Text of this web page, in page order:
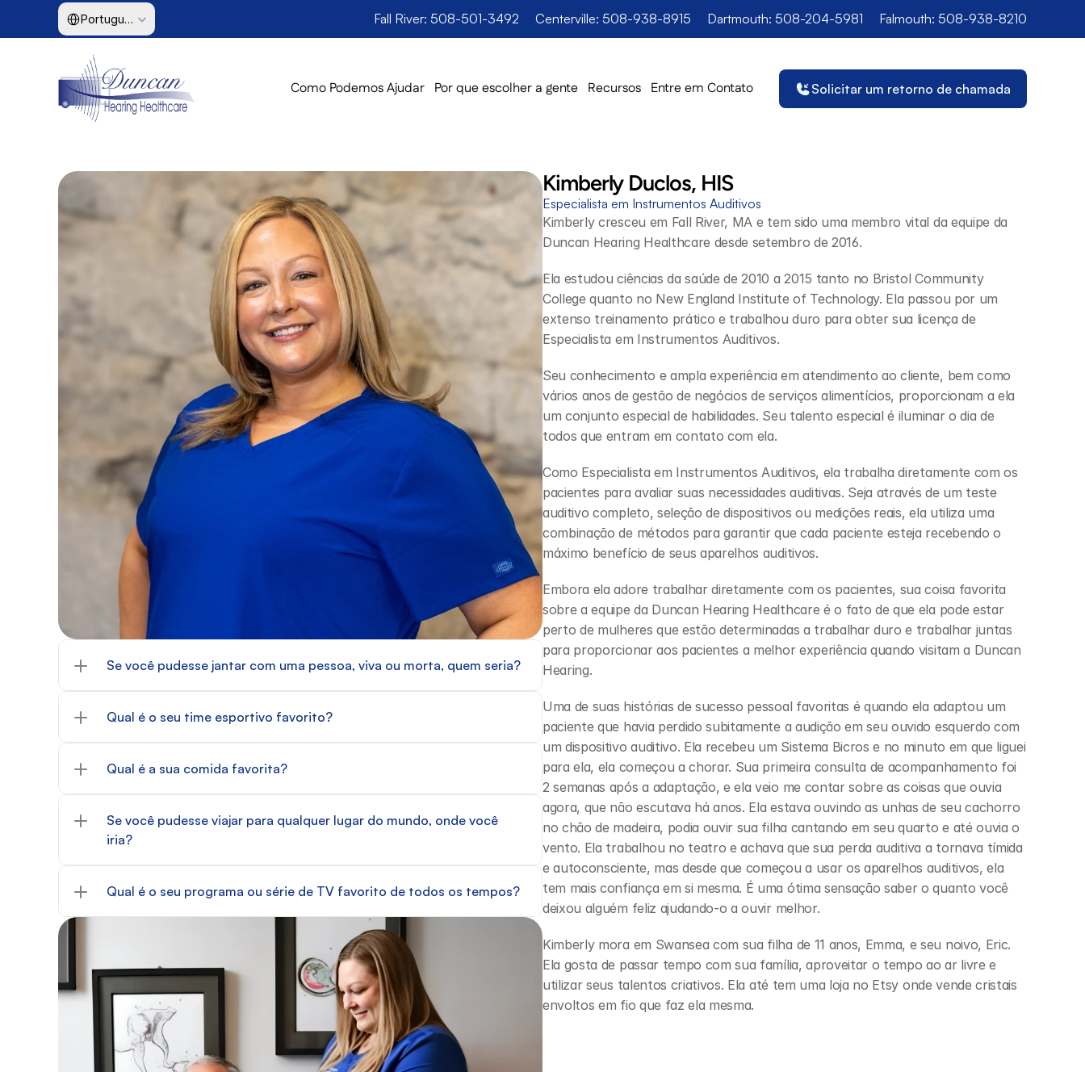
Select Language
Portuguese (Brazil) Fall River: 508-501-3492 Centerville: 508-938-8915 Dartmouth: 508-204-5981 Falmouth: 508-938-8210
Como Podemos Ajudar Por que escolher a gente Recursos Entre em Contato Solicitar um retorno de chamada
Se você pudesse jantar com uma pessoa, viva ou morta, quem seria?
Qual é o seu time esportivo favorito?
Qual é a sua comida favorita?
Se você pudesse viajar para qualquer lugar do mundo, onde você
iria?
Qual é o seu programa ou série de TV favorito de todos os tempos?
Kimberly Duclos, HIS
Especialista em Instrumentos Auditivos
Kimberly cresceu em Fall River, MA e tem sido uma membro vital da equipe da
Duncan Hearing Healthcare desde setembro de 2016.
Ela estudou ciências da saúde de 2010 a 2015 tanto no Bristol Community
College quanto no New England Institute of Technology. Ela passou por um
extenso treinamento prático e trabalhou duro para obter sua licença de
Especialista em Instrumentos Auditivos.
Seu conhecimento e ampla experiência em atendimento ao cliente, bem como
vários anos de gestão de negócios de serviços alimentícios, proporcionam a ela
um conjunto especial de habilidades. Seu talento especial é iluminar o dia de
todos que entram em contato com ela.
Como Especialista em Instrumentos Auditivos, ela trabalha diretamente com os
pacientes para avaliar suas necessidades auditivas. Seja através de um teste
auditivo completo, seleção de dispositivos ou medições reais, ela utiliza uma
combinação de métodos para garantir que cada paciente esteja recebendo o
máximo benefício de seus aparelhos auditivos.
Embora ela adore trabalhar diretamente com os pacientes, sua coisa favorita
sobre a equipe da Duncan Hearing Healthcare é o fato de que ela pode estar
perto de mulheres que estão determinadas a trabalhar duro e trabalhar juntas
para proporcionar aos pacientes a melhor experiência quando visitam a Duncan
Hearing.
Uma de suas histórias de sucesso pessoal favoritas é quando ela adaptou um
paciente que havia perdido subitamente a audição em seu ouvido esquerdo com
um dispositivo auditivo. Ela recebeu um Sistema Bicros e no minuto em que liguei
para ela, ela começou a chorar. Sua primeira consulta de acompanhamento foi
2 semanas após a adaptação, e ela veio me contar sobre as coisas que ouvia
agora, que não escutava há anos. Ela estava ouvindo as unhas de seu cachorro
no chão de madeira, podia ouvir sua filha cantando em seu quarto e até ouvia o
vento. Ela trabalhou no teatro e achava que sua perda auditiva a tornava tímida
e autoconsciente, mas desde que começou a usar os aparelhos auditivos, ela
tem mais confiança em si mesma. É uma ótima sensação saber o quanto você
deixou alguém feliz ajudando-o a ouvir melhor.
Kimberly mora em Swansea com sua filha de 11 anos, Emma, e seu noivo, Eric.
Ela gosta de passar tempo com sua família, aproveitar o tempo ao ar livre e
utilizar seus talentos criativos. Ela até tem uma loja no Etsy onde vende cristais
envoltos em fio que faz ela mesma.